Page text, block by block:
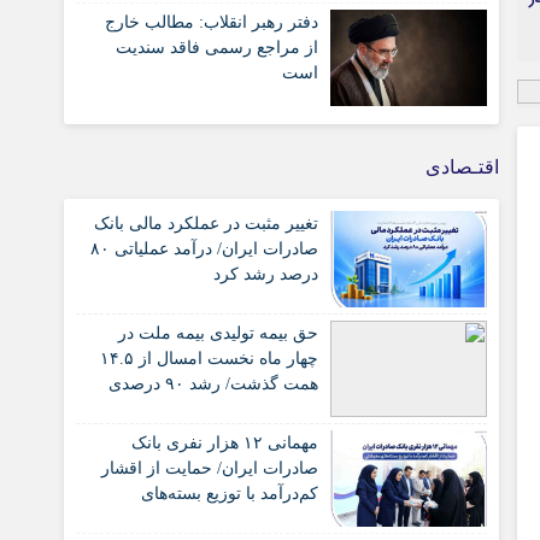
دفتر رهبر انقلاب: مطالب خارج
از مراجع رسمی فاقد سندیت
است
اقتـصادی
تغییر مثبت در عملکرد مالی بانک
صادرات ایران/ درآمد عملیاتی ۸۰
درصد رشد کرد
حق بیمه تولیدی بیمه ملت در
چهار ماه نخست امسال از ۱۴.۵
همت گذشت/ رشد ۹۰ درصدی
گذشته
مهمانی ۱۲ هزار نفری بانک
صادرات ایران/ حمایت از اقشار
کم‌درآمد با توزیع بسته‌های